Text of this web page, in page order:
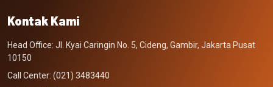
Kontak Kami
Head Office: Jl. Kyai Caringin No. 5, Cideng, Gambir, Jakarta Pusat
10150
Call Center: (021) 3483440